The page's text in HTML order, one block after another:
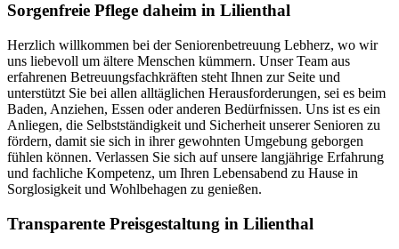
Sorgenfreie Pflege daheim in Lilienthal
Herzlich willkommen bei der Seniorenbetreuung Lebherz, wo wir
uns liebevoll um ältere Menschen kümmern. Unser Team aus
erfahrenen Betreuungsfachkräften steht Ihnen zur Seite und
unterstützt Sie bei allen alltäglichen Herausforderungen, sei es beim
Baden, Anziehen, Essen oder anderen Bedürfnissen. Uns ist es ein
Anliegen, die Selbstständigkeit und Sicherheit unserer Senioren zu
fördern, damit sie sich in ihrer gewohnten Umgebung geborgen
fühlen können. Verlassen Sie sich auf unsere langjährige Erfahrung
und fachliche Kompetenz, um Ihren Lebensabend zu Hause in
Sorglosigkeit und Wohlbehagen zu genießen.
Transparente Preisgestaltung in Lilienthal